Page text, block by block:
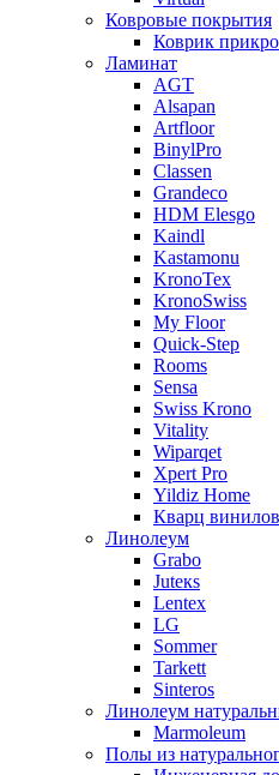
Ковровые покрытия
Коврик
Ламинат
AGT
Alsapan
Artfloor
BinylPro
Classen
Grandeco
HDM Elesgo
Kaindl
Kastamonu
KronoTex
KronoSwiss
My Floor
Quick-Step
Rooms
Sensa
Swiss Krono
Vitality
Wiparqet
Xpert Pro
Yildiz Home
Кварц
Линолеум
Grabo
Juteкs
Lentex
LG
Sommer
Tarkett
Sinteros
Линолеум
Marmoleum
Полы из